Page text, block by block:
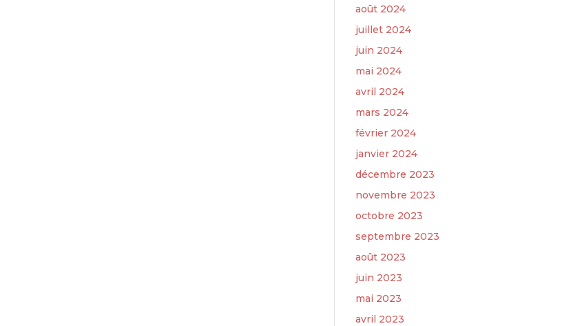
août 2024
juillet 2024
juin 2024
mai 2024
avril 2024
mars 2024
février 2024
janvier 2024
décembre 2023
novembre 2023
octobre 2023
septembre 2023
août 2023
juin 2023
mai 2023
avril 2023